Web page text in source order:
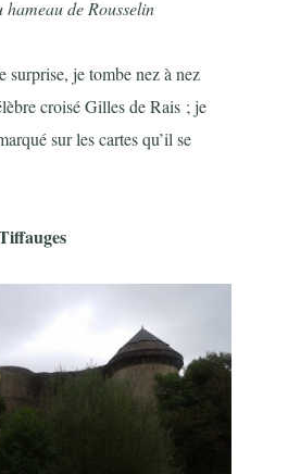
de Rousselin
je tombe nez à nez
croisé Gilles de Rais ; je
sur les cartes qu’il se